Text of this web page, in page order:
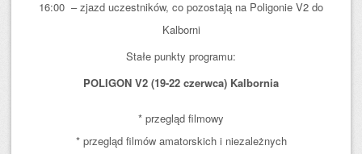
16:00 – zjazd uczestników, co pozostają na Poligonie V2 do
Kalborni
Stałe punkty programu:
POLIGON V2 (19-22 czerwca) Kalbornia
* przegląd filmowy
* przegląd filmów amatorskich i niezależnych